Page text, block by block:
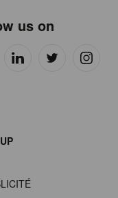
us on